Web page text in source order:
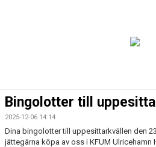
KALENDER
VÅRA LAG
Bingolotter till
2025-12-06 14:14
Dina bingolotter till uppesittarkvällen den
jättegärna köpa av oss i KFUM Ulricehamn